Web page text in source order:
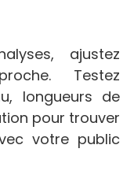
ajustez
Testez
longueurs de
pour trouver
votre public